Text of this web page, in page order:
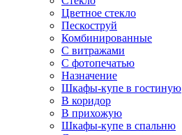
Цветное стекло
Пескоструй
Комбинированные
С витражами
С фотопечатью
Назначение
Шкафы-купе в гостиную
В коридор
В прихожую
Шкафы-купе в спальню